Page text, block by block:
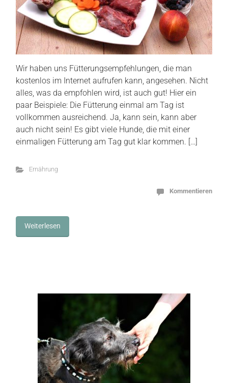
Wir haben uns Fütterungsempfehlungen, die man
kostenlos im Internet aufrufen kann, angesehen. Nicht
alles, was da empfohlen wird, ist auch gut! Hier ein
paar Beispiele: Die Fütterung einmal am Tag ist
vollkommen ausreichend. Ja, kann sein, kann aber
auch nicht sein! Es gibt viele Hunde, die mit einer
einmaligen Fütterung am Tag gut klar kommen. […]
Ernährung
Kommentieren
Weiterlesen